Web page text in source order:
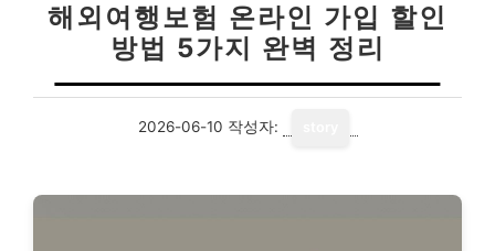
해외여행보험 온라인 가입 할인
방법 5가지 완벽 정리
2026-06-10 작성자: